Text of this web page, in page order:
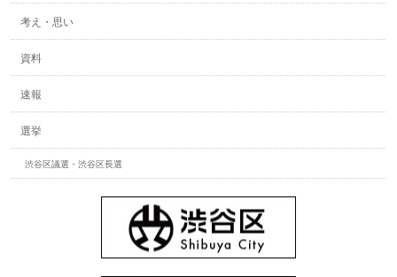
考え・思い
資料
速報
選挙
渋谷区議選・渋谷区長選